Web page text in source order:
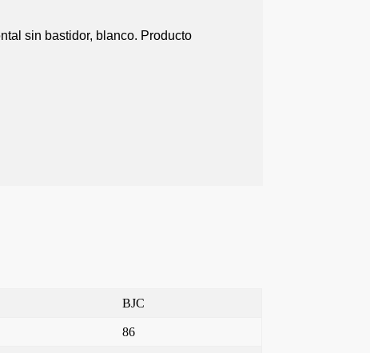
sin bastidor, blanco. Producto
BJC
86